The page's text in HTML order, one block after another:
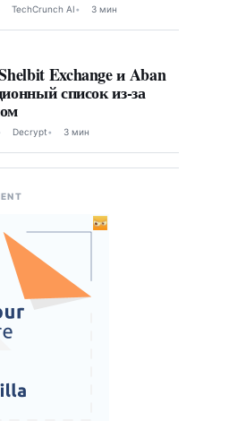
TechCrunch AI 3 мин
Exchange и Aban
список из-за
Decrypt 3 мин